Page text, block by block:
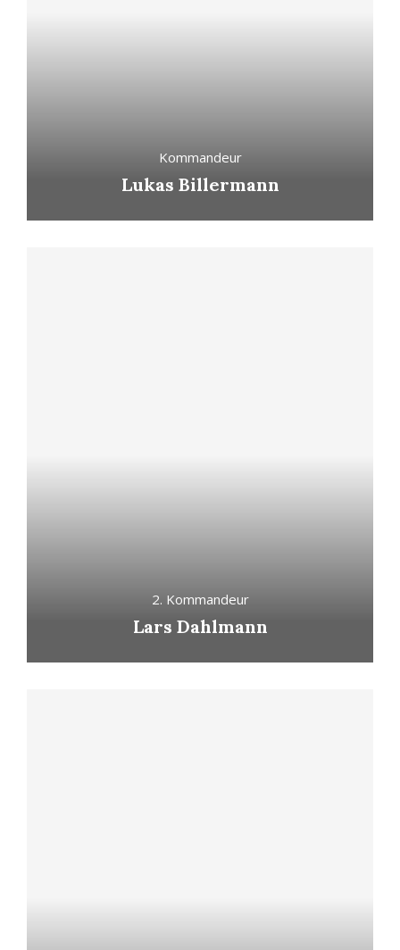
Kommandeur
Lukas Billermann
2. Kommandeur
Lars Dahlmann